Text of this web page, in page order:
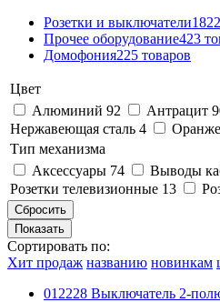
Розетки и выключатели
Прочее оборудование423
Домофония225 товаров
Цвет
Алюминий 92 Антрацит
Нержавеющая сталь 4
Тип механизма
Аксессуары 74 Выводы
Розетки телевизионные 13
Сортировать по:
Хит продаж названию новинкам
012228 Выключатель 2-